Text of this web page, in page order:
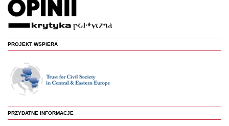
PROJEKT WSPIERA
PRZYDATNE INFORMACJE